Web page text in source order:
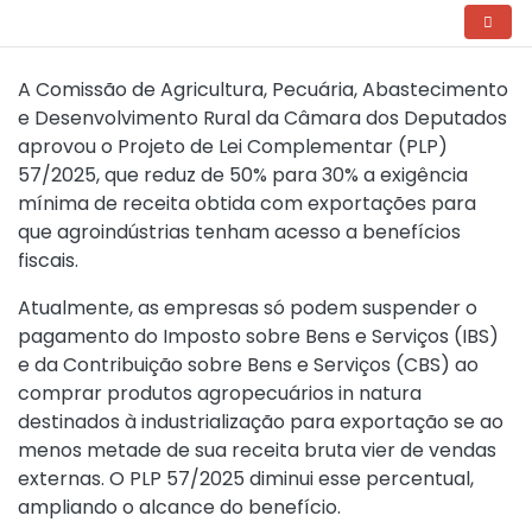
A Comissão de Agricultura, Pecuária, Abastecimento
e Desenvolvimento Rural da Câmara dos Deputados
aprovou o Projeto de Lei Complementar (PLP)
57/2025, que reduz de 50% para 30% a exigência
mínima de receita obtida com exportações para
que agroindústrias tenham acesso a benefícios
fiscais.
Atualmente, as empresas só podem suspender o
pagamento do Imposto sobre Bens e Serviços (IBS)
e da Contribuição sobre Bens e Serviços (CBS) ao
comprar produtos agropecuários in natura
destinados à industrialização para exportação se ao
menos metade de sua receita bruta vier de vendas
externas. O PLP 57/2025 diminui esse percentual,
ampliando o alcance do benefício.